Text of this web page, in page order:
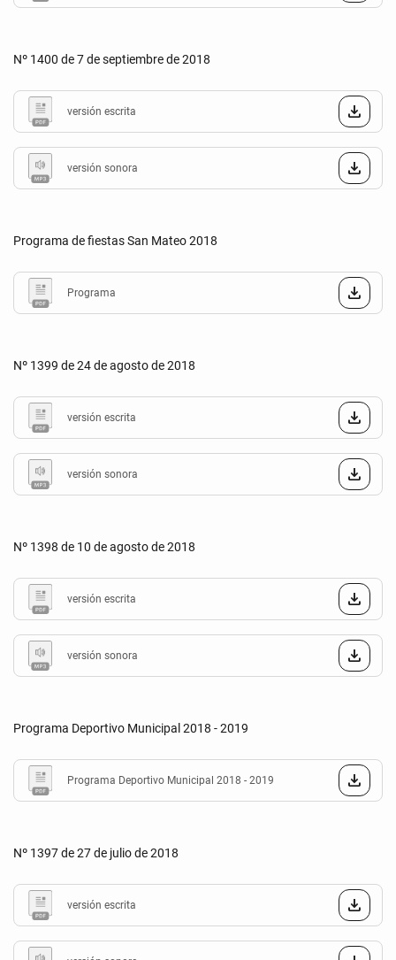
Nº 1400 de 7 de septiembre de 2018
versión escrita
versión sonora
Programa de fiestas San Mateo 2018
Programa
Nº 1399 de 24 de agosto de 2018
versión escrita
versión sonora
Nº 1398 de 10 de agosto de 2018
versión escrita
versión sonora
Programa Deportivo Municipal 2018 - 2019
Programa Deportivo Municipal 2018 - 2019
Nº 1397 de 27 de julio de 2018
versión escrita